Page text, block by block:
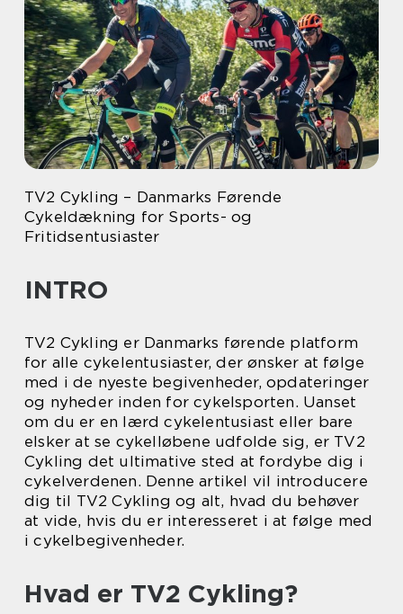
TV2 Cykling – Danmarks Førende
Cykeldækning for Sports- og
Fritidsentusiaster
INTRO
TV2 Cykling er Danmarks førende platform
for alle cykelentusiaster, der ønsker at følge
med i de nyeste begivenheder, opdateringer
og nyheder inden for cykelsporten. Uanset
om du er en lærd cykelentusiast eller bare
elsker at se cykelløbene udfolde sig, er TV2
Cykling det ultimative sted at fordybe dig i
cykelverdenen. Denne artikel vil introducere
dig til TV2 Cykling og alt, hvad du behøver
at vide, hvis du er interesseret i at følge med
i cykelbegivenheder.
Hvad er TV2 Cykling?